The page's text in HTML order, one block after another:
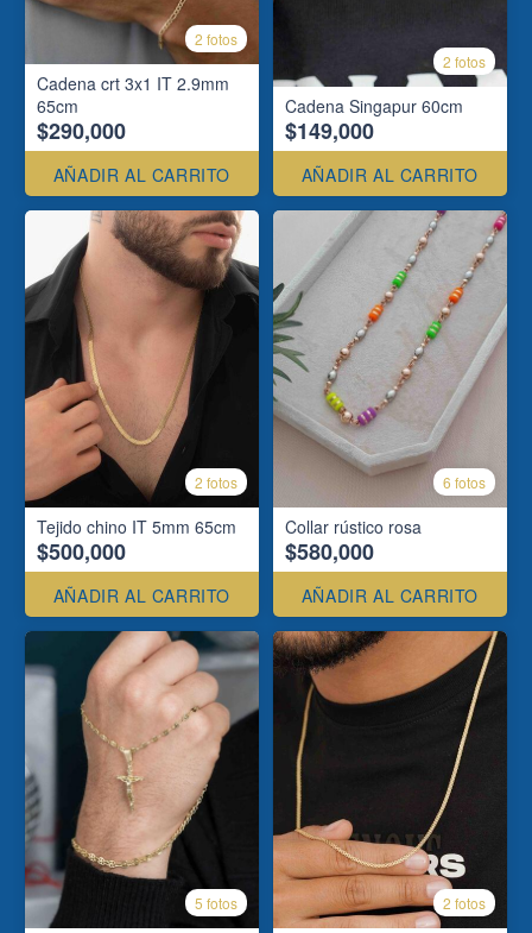
2 fotos
Cadena crt 3x1 IT 2.9mm
65cm
$290,000
AÑADIR AL CARRITO
2 fotos
Cadena Singapur 60cm
$149,000
AÑADIR AL CARRITO
2 fotos
Tejido chino IT 5mm 65cm
$500,000
AÑADIR AL CARRITO
6 fotos
Collar rústico rosa
$580,000
AÑADIR AL CARRITO
5 fotos 2 fotos